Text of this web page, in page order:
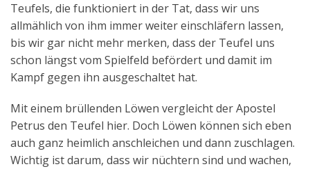
Teufels, die funktioniert in der Tat, dass wir uns
allmählich von ihm immer weiter einschläfern lassen,
bis wir gar nicht mehr merken, dass der Teufel uns
schon längst vom Spielfeld befördert und damit im
Kampf gegen ihn ausgeschaltet hat.
Mit einem brüllenden Löwen vergleicht der Apostel
Petrus den Teufel hier. Doch Löwen können sich eben
auch ganz heimlich anschleichen und dann zuschlagen.
Wichtig ist darum, dass wir nüchtern sind und wachen,